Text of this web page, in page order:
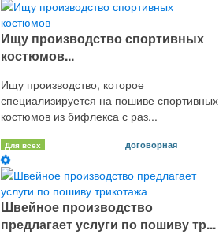
Ищу производство спортивных
костюмов...
Ищу производство, которое
специализируется на пошиве спортивных
костюмов из бифлекса с раз...
Для всех договорная
Швейное производство
предлагает услуги по пошиву тр...